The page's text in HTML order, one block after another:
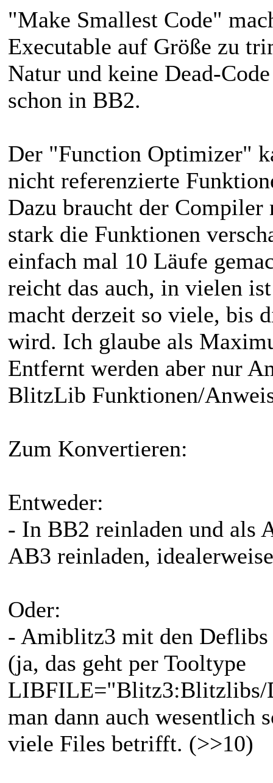
"Make Smallest Code"
Executable auf Größe zu
Natur und keine Dead-
schon in BB2.
Der "Function Optimizer"
nicht referenzierte
Dazu braucht der
stark die Funktionen
einfach mal 10 Läufe
reicht das auch, in vielen
macht derzeit so viele, bis
wird. Ich glaube als
Entfernt werden aber nur
BlitzLib Funktionen/
Zum Konvertieren:
Entweder:
- In BB2 reinladen und als
AB3 reinladen,
Oder:
- Amiblitz3 mit den
(ja, das geht per Tooltype
LIBFILE="Blitz3:Blitzlibs/
man dann auch wesentlich
viele Files betrifft. (>>10)